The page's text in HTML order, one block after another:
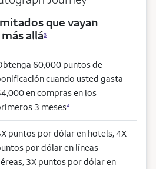
que vayan
más allá3
60,000 puntos de
cuando usted gasta
en compras en los
3 meses4
puntos por dólar en hotels, 4X
por dólar en líneas
3X puntos por dólar en